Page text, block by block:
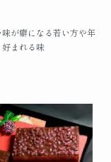
が癖になる若い方や年
まれる味